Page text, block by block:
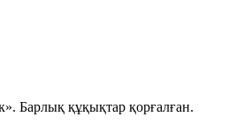
Барлық құқықтар қорғалған.